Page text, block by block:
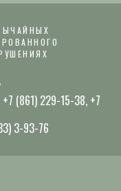
(861) 229-15-38, +7
3-93-76